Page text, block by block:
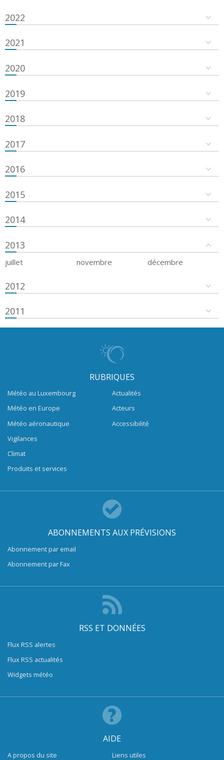
2022
2021
2020
2019
2018
2017
2016
2015
2014
2013
juillet novembre décembre
2012
2011
RUBRIQUES
Météo au Luxembourg
Météo en Europe
Météo aéronautique
Vigilances
Climat
Produits et services
Actualités
Acteurs
Accessibilité
ABONNEMENTS AUX PRÉVISIONS
Abonnement par email
Abonnement par Fax
RSS ET DONNÉES
Flux RSS alertes
Flux RSS actualités
Widgets météo
AIDE
A propos du site Liens utiles